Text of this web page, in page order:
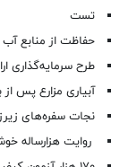
تست
حفاظت از منابع
طرح سرمایه‌گذاری
آبیاری مزارع پس
نجات سفره‌های
روایت هزارساله